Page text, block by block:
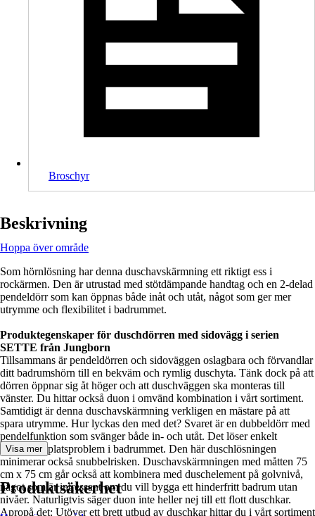
Broschyr
Beskrivning
Hoppa över område
Som hörnlösning har denna duschavskärmning ett riktigt ess i
rockärmen. Den är utrustad med stötdämpande handtag och en 2-delad
pendeldörr som kan öppnas både inåt och utåt, något som ger mer
utrymme och flexibilitet i badrummet.
Produktegenskaper för duschdörren med sidovägg i serien
SETTE från Jungborn
Tillsammans är pendeldörren och sidoväggen oslagbara och förvandlar
ditt badrumshörn till en bekväm och rymlig duschyta. Tänk dock på att
dörren öppnar sig åt höger och att duschväggen ska monteras till
vänster. Du hittar också duon i omvänd kombination i vårt sortiment.
Samtidigt är denna duschavskärmning verkligen en mästare på att
spara utrymme. Hur lyckas den med det? Svaret är en dubbeldörr med
pendelfunktion som svänger både in- och utåt. Det löser enkelt
eventuella platsproblem i badrummet. Den här duschlösningen
minimerar också snubbelrisken. Duschavskärmningen med måtten 75
cm x 75 cm går också att kombinera med duschelement på golvnivå,
något som är intressant om du vill bygga ett hinderfritt badrum utan
nivåer. Naturligtvis säger duon inte heller nej till ett flott duschkar.
Apropå det: Utöver ett brett utbud av duschkar hittar du i vårt sortiment
Visa mer
Produktsäkerhet